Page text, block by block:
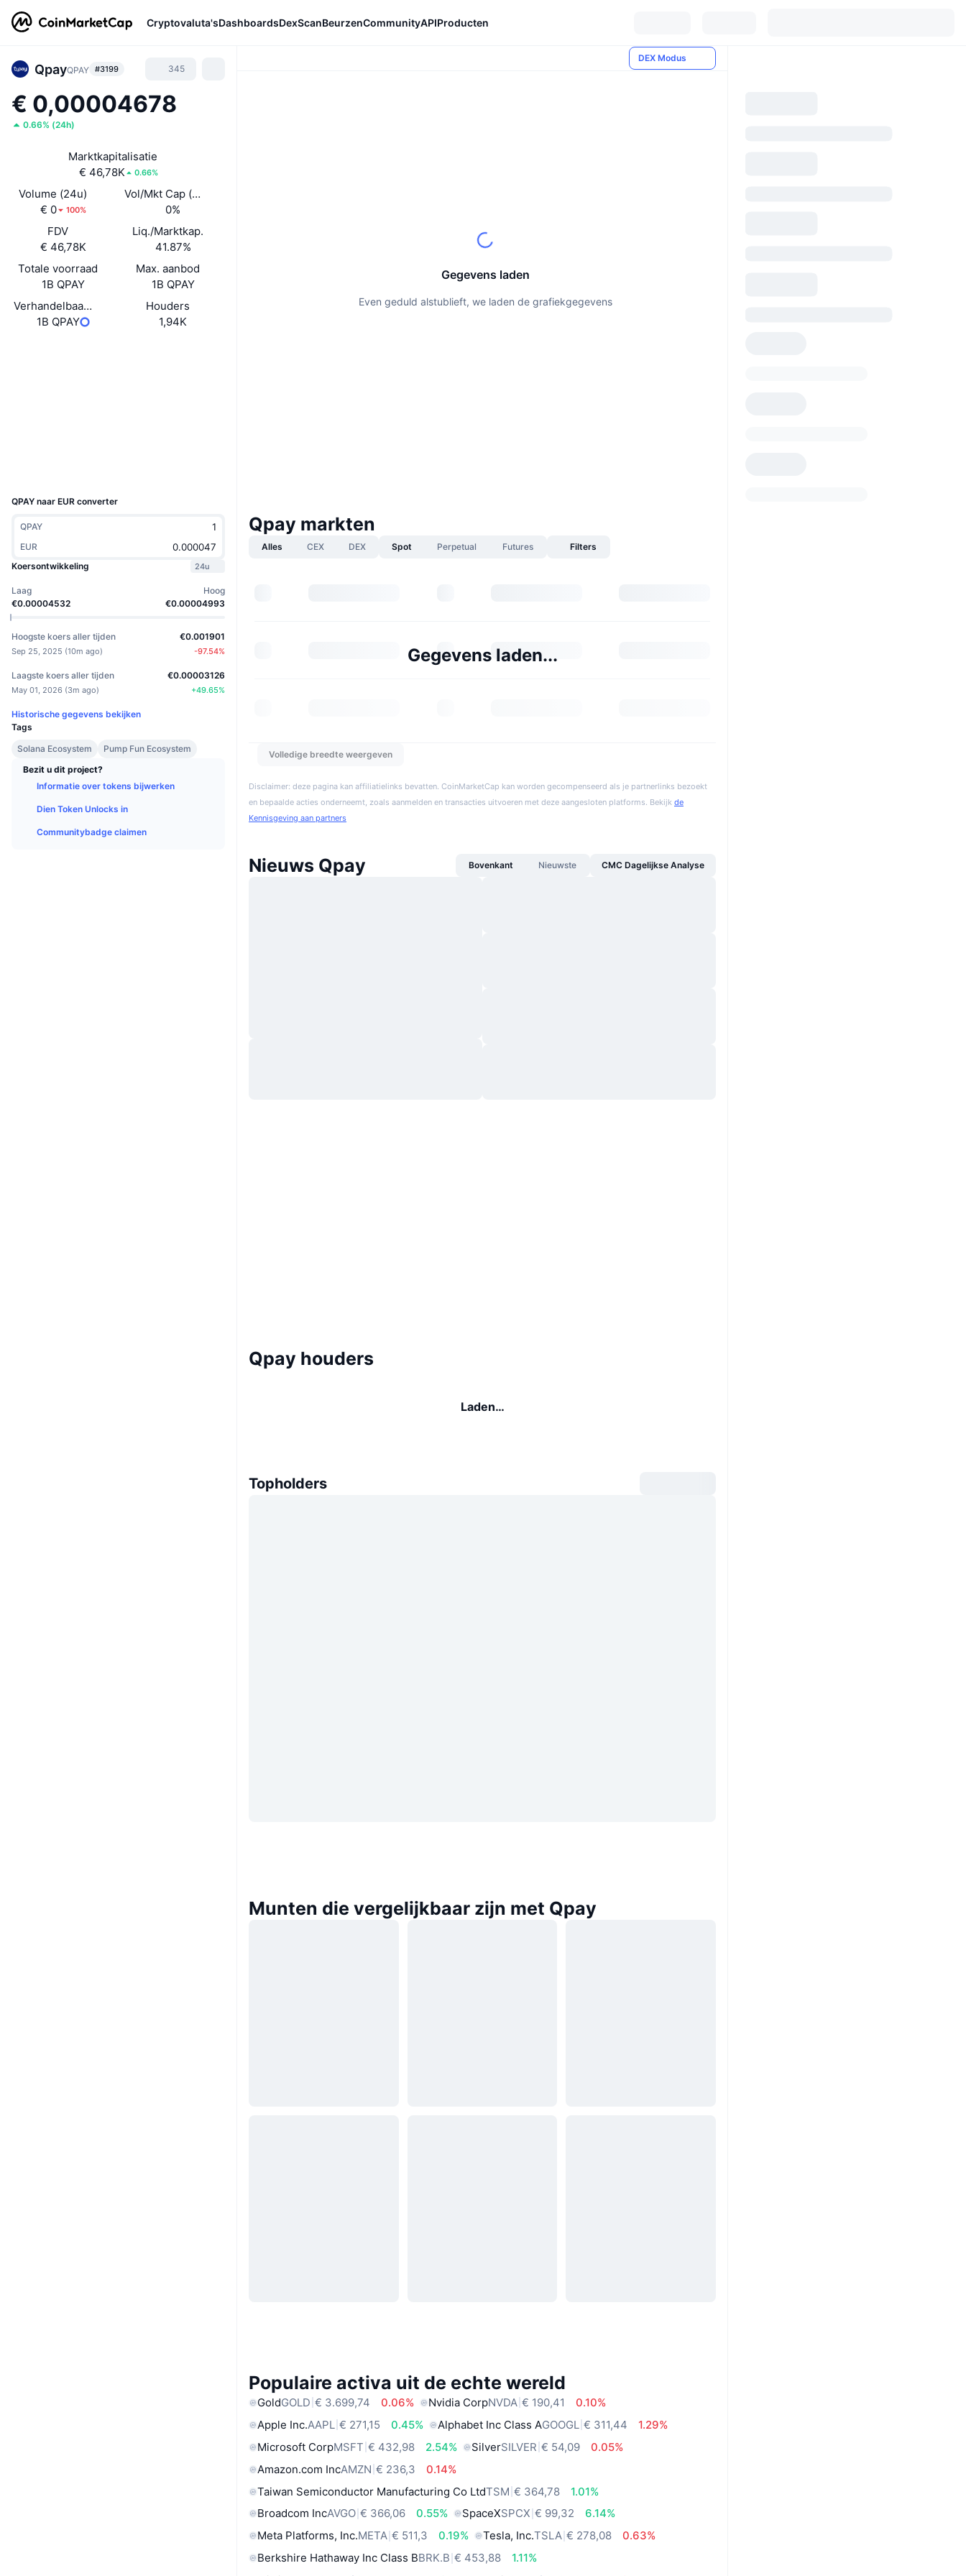
Cryptovaluta'sDashboardsDexScanBeurzenCommunityAPIProducten
QpayQPAY #3199 345
€ 0,00004678
0.66% (24h)
Marktkapitalisatie
€ 46,78K
0.66%
Volume (24u)
€ 0
100%
Vol/Mkt Cap (24u)
0%
FDV
€ 46,78K
Liq./Marktkap.
41.87%
Totale voorraad
1B QPAY
Max. aanbod
1B QPAY
Verhandelbaar aanbod
1B QPAY
Houders
1,94K
QPAY naar EUR converter
QPAY
EUR
Koersontwikkeling
24u
Laag
€0.00004532
Hoog
€0.00004993
Hoogste koers aller tijden
Sep 25, 2025 (10m ago)
€0.001901
-97.54%
Laagste koers aller tijden
May 01, 2026 (3m ago)
€0.00003126
+49.65%
Historische gegevens bekijken
Tags
Solana Ecosystem
Pump Fun Ecosystem
Bezit u dit project?
Informatie over tokens bijwerken
Dien Token Unlocks in
Communitybadge claimen
DEX Modus
Gegevens laden
Even geduld alstublieft, we laden de grafiekgegevens
Qpay markten
Alles CEX DEX Spot Perpetual Futures Filters
Gegevens laden...
Volledige breedte weergeven
Disclaimer: deze pagina kan affiliatielinks bevatten. CoinMarketCap kan worden gecompenseerd als je partnerlinks bezoekt
en bepaalde acties onderneemt, zoals aanmelden en transacties uitvoeren met deze aangesloten platforms. Bekijk de
Kennisgeving aan partners
Nieuws Qpay Bovenkant Nieuwste CMC Dagelijkse Analyse
Qpay houders
Laden…
Topholders
Munten die vergelijkbaar zijn met Qpay
Populaire activa uit de echte wereld
GoldGOLD € 3.699,74 0.06% Nvidia CorpNVDA € 190,41
0.10%
Apple Inc.AAPL € 271,15 0.45% Alphabet Inc Class AGOOGL € 311,44
1.29%
Microsoft CorpMSFT € 432,98 2.54% SilverSILVER € 54,09
0.05%
Amazon.com IncAMZN € 236,3
0.14%
Taiwan Semiconductor Manufacturing Co LtdTSM € 364,78
1.01%
Broadcom IncAVGO € 366,06 0.55% SpaceXSPCX € 99,32
6.14%
Meta Platforms, Inc.META € 511,3 0.19% Tesla, Inc.TSLA € 278,08
0.63%
Berkshire Hathaway Inc Class BBRK.B € 453,88
1.11%